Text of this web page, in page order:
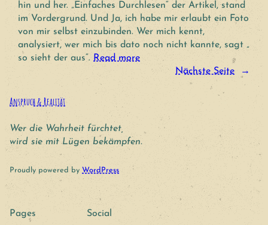
hin und her. „Einfaches Durchlesen“ der Artikel, stand
im Vordergrund. Und Ja, ich habe mir erlaubt ein Foto
von mir selbst einzubinden. Wer mich kennt,
analysiert, wer mich bis dato noch nicht kannte, sagt „
so sieht der aus“. Read more
Nächste Seite
→
Anspruch & Realität
Wer die Wahrheit fürchtet,
wird sie mit Lügen bekämpfen.
Proudly powered by WordPress
Pages Social